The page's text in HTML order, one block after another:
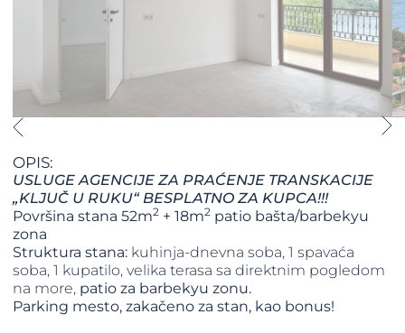
OPIS:
USLUGE AGENCIJE ZA PRAĆENJE TRANSKACIJE
„KLJUČ U RUKU“ BESPLATNO ZA KUPCA!!!
Površina stana 52m2 + 18m2 patio bašta/barbekyu
zona
Struktura stana: kuhinja-dnevna soba, 1 spavaća
soba, 1 kupatilo, velika terasa sa direktnim pogledom
na more, patio za barbekyu zonu.
​​​​​​​Parking mesto, zakačeno za stan, kao bonus!